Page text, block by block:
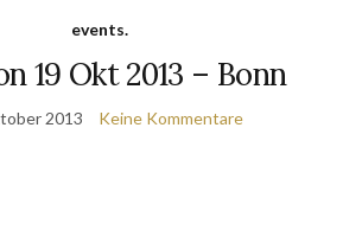
events.
19 Okt 2013 – Bonn
2013 Keine Kommentare